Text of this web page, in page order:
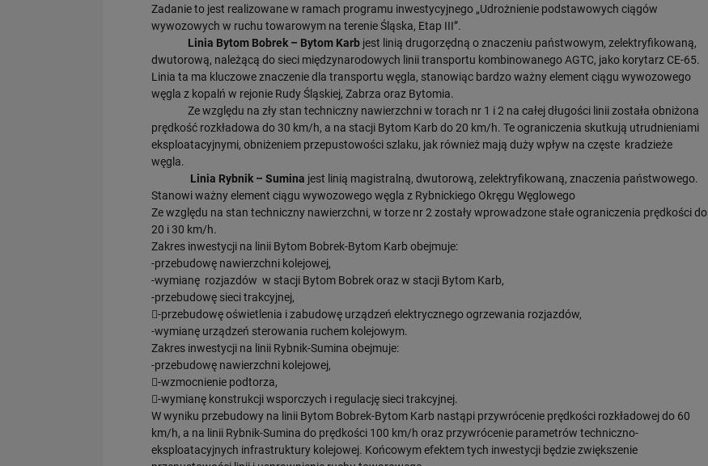
Zadanie to jest realizowane w ramach programu inwestycyjnego „Udrożnienie podstawowych ciągów
wywozowych w ruchu towarowym na terenie Śląska, Etap III”.
Linia Bytom Bobrek – Bytom Karb jest linią drugorzędną o znaczeniu państwowym, zelektryfikowaną,
dwutorową, należącą do sieci międzynarodowych linii transportu kombinowanego AGTC, jako korytarz CE-65.
Linia ta ma kluczowe znaczenie dla transportu węgla, stanowiąc bardzo ważny element ciągu wywozowego
węgla z kopalń w rejonie Rudy Śląskiej, Zabrza oraz Bytomia.
Ze względu na zły stan techniczny nawierzchni w torach nr 1 i 2 na całej długości linii została obniżona
prędkość rozkładowa do 30 km/h, a na stacji Bytom Karb do 20 km/h. Te ograniczenia skutkują utrudnieniami
eksploatacyjnymi, obniżeniem przepustowości szlaku, jak również mają duży wpływ na częste kradzieże
węgla.
Linia Rybnik – Sumina jest linią magistralną, dwutorową, zelektryfikowaną, znaczenia państwowego.
Stanowi ważny element ciągu wywozowego węgla z Rybnickiego Okręgu Węglowego
Ze względu na stan techniczny nawierzchni, w torze nr 2 zostały wprowadzone stałe ograniczenia prędkości do
20 i 30 km/h.
Zakres inwestycji na linii Bytom Bobrek-Bytom Karb obejmuje:
-przebudowę nawierzchni kolejowej,
-wymianę rozjazdów w stacji Bytom Bobrek oraz w stacji Bytom Karb,
-przebudowę sieci trakcyjnej,
-przebudowę oświetlenia i zabudowę urządzeń elektrycznego ogrzewania rozjazdów,
-wymianę urządzeń sterowania ruchem kolejowym.
Zakres inwestycji na linii Rybnik-Sumina obejmuje:
-przebudowę nawierzchni kolejowej,
-wzmocnienie podtorza,
-wymianę konstrukcji wsporczych i regulację sieci trakcyjnej.
W wyniku przebudowy na linii Bytom Bobrek-Bytom Karb nastąpi przywrócenie prędkości rozkładowej do 60
km/h, a na linii Rybnik-Sumina do prędkości 100 km/h oraz przywrócenie parametrów techniczno-
eksploatacyjnych infrastruktury kolejowej. Końcowym efektem tych inwestycji będzie zwiększenie